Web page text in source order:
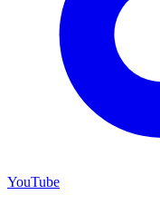
YouTube